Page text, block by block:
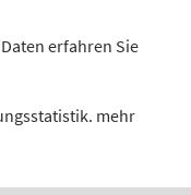
erfahren Sie
mehr